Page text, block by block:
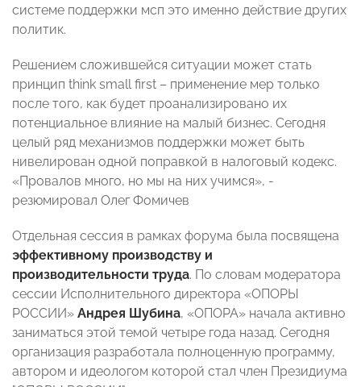
системе поддержки мсп это именно действие других
политик.
Решением сложившейся ситуации может стать
принцип think small first – применение мер только
после того, как будет проанализировано их
потенциальное влияние на малый бизнес. Сегодня
целый ряд механизмов поддержки может быть
нивелирован одной поправкой в налоговый кодекс.
«Провалов много, но мы на них учимся», -
резюмировал Олег Фомичев
Отдельная сессия в рамках форума была посвящена
эффективному производству и
производительности труда. По словам модератора
сессии Исполнительного директора «ОПОРЫ
РОССИИ» Андрея Шубина, «ОПОРА» начала активно
заниматься этой темой четыре года назад. Сегодня
организация разработала полноценную программу,
автором и идеологом которой стал член Президиума